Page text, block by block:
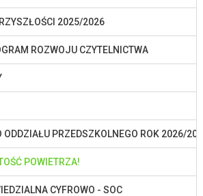
2025/2026
ROZWOJU CZYTELNICTWA
ODDZIAŁU PRZEDSZKOLNEGO ROK 2026/
POWIETRZA!
CYFROWO - SOC